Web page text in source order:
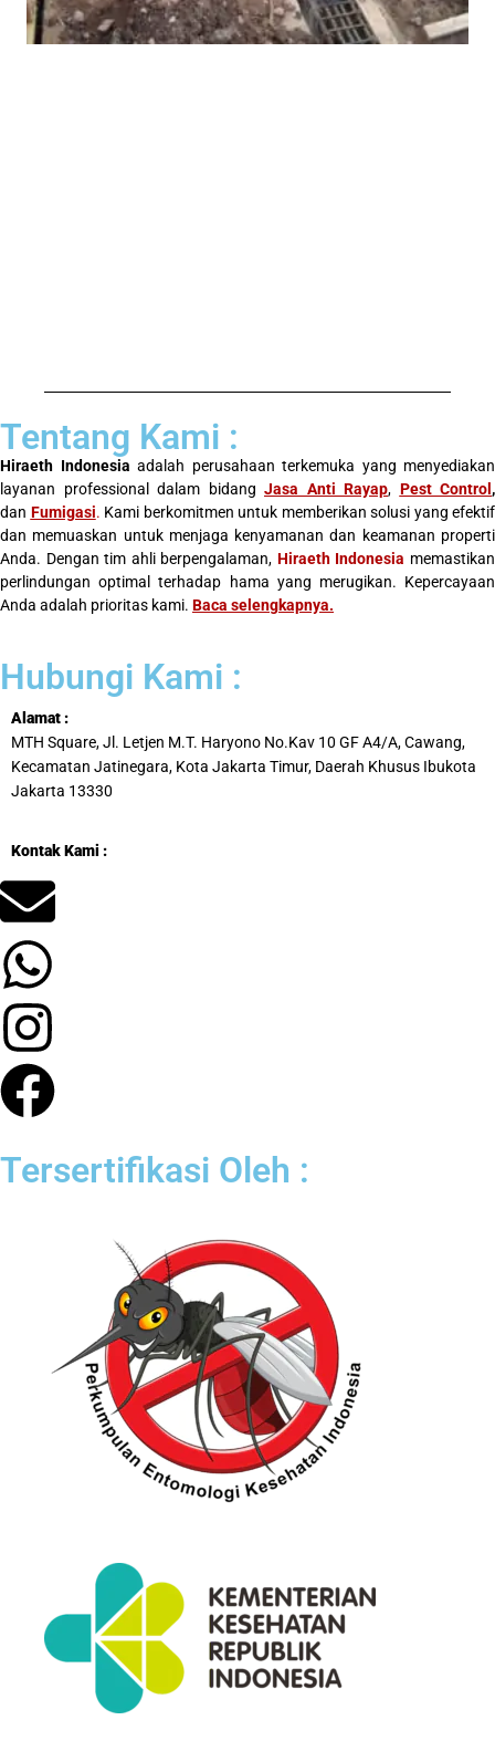
Tentang Kami :
Hiraeth Indonesia adalah perusahaan terkemuka yang menyediakan
layanan professional dalam bidang Jasa Anti Rayap, Pest Control ,
dan Fumigasi. Kami berkomitmen untuk memberikan solusi yang efektif
dan memuaskan untuk menjaga kenyamanan dan keamanan properti
Anda. Dengan tim ahli berpengalaman, Hiraeth Indonesia memastikan
perlindungan optimal terhadap hama yang merugikan. Kepercayaan
Anda adalah prioritas kami. Baca selengkapnya.
Hubungi Kami :
Alamat :
MTH Square, Jl. Letjen M.T. Haryono No.Kav 10 GF A4/A, Cawang,
Kecamatan Jatinegara, Kota Jakarta Timur, Daerah Khusus Ibukota
Jakarta 13330
Kontak Kami :
Tersertifikasi Oleh :